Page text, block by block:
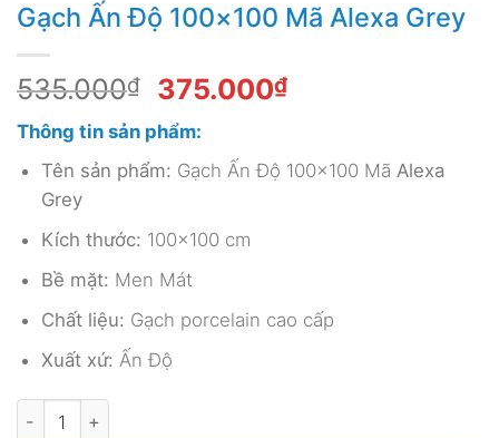
Gạch Ấn Độ 100×100 Mã Alexa Grey
535.000₫
Giá
gốc
là:
535.000₫.
375.000₫Giá
là:
Thông tin sản phẩm:
Tên sản phẩm: Gạch Ấn Độ 100×100 Mã Alexa
Grey
Kích thước: 100×100 cm
Bề mặt: Men Mát
Chất liệu: Gạch porcelain cao cấp
Xuất xứ: Ấn Độ
Gạch Ấn Độ 100x100 Mã Alexa Grey số lượng